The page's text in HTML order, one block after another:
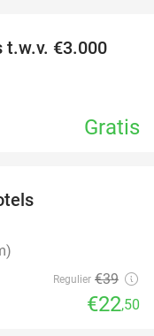
t.w.v. €3.000
Gratis
Regulier €39
€22,50